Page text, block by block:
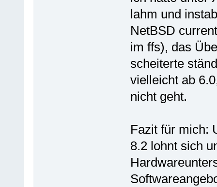
lahm und
NetBSD
im ffs), das
scheiterte
vielleicht ab
nicht geht.
Fazit für mich:
8.2 lohnt sich